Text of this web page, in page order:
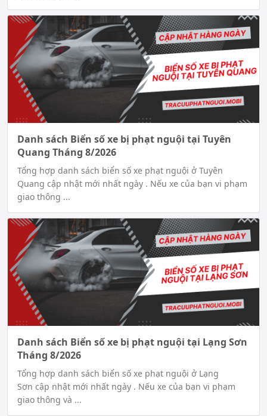
Danh sách Biển số xe bị phạt nguội tại Tuyên
Quang Tháng 8/2026
Tổng hợp danh sách biển số xe phạt nguội ở Tuyên
Quang cập nhật mới nhất ngày . Nếu xe của bạn vi phạm
giao thông ...
Danh sách Biển số xe bị phạt nguội tại Lạng Sơn
Tháng 8/2026
Tổng hợp danh sách biển số xe phạt nguội ở Lạng
Sơn cập nhật mới nhất ngày . Nếu xe của bạn vi phạm
giao thông và ...